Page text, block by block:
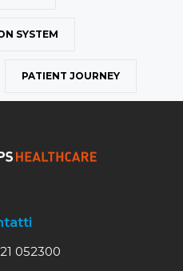
SYSTEM
PATIENT JOURNEY
052300